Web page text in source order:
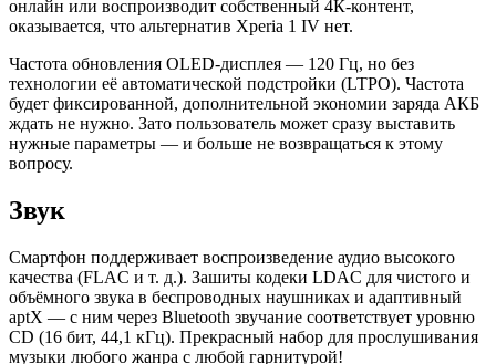
онлайн или воспроизводит собственный 4К-контент,
оказывается, что альтернатив Xperia 1 IV нет.
Частота обновления OLED-дисплея — 120 Гц, но без
технологии её автоматической подстройки (LTPO). Частота
будет фиксированной, дополнительной экономии заряда АКБ
ждать не нужно. Зато пользователь может сразу выставить
нужные параметры — и больше не возвращаться к этому
вопросу.
Звук
Смартфон поддерживает воспроизведение аудио высокого
качества (FLAC и т. д.). Зашиты кодеки LDAC для чистого и
объёмного звука в беспроводных наушниках и адаптивный
aptX — с ним через Bluetooth звучание соответствует уровню
CD (16 бит, 44,1 кГц). Прекрасный набор для прослушивания
музыки любого жанра с любой гарнитурой!